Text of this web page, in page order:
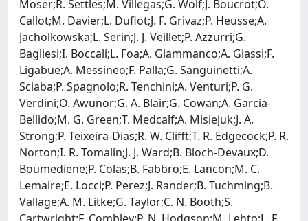
Moser;R. Settles;M. Villegas;G. Wolf;J. Boucrot;O.
Callot;M. Davier;L. Duflot;J. F. Grivaz;P. Heusse;A.
Jacholkowska;L. Serin;J. J. Veillet;P. Azzurri;G.
Bagliesi;I. Boccali;L. Foa;A. Giammanco;A. Giassi;F.
Ligabue;A. Messineo;F. Palla;G. Sanguinetti;A.
Sciaba;P. Spagnolo;R. Tenchini;A. Venturi;P. G.
Verdini;O. Awunor;G. A. Blair;G. Cowan;A. Garcia-
Bellido;M. G. Green;T. Medcalf;A. Misiejuk;J. A.
Strong;P. Teixeira-Dias;R. W. Clifft;T. R. Edgecock;P. R.
Norton;I. R. Tomalin;J. J. Ward;B. Bloch-Devaux;D.
Boumediene;P. Colas;B. Fabbro;E. Lancon;M. C.
Lemaire;E. Locci;P. Perez;J. Rander;B. Tuchming;B.
Vallage;A. M. Litke;G. Taylor;C. N. Booth;S.